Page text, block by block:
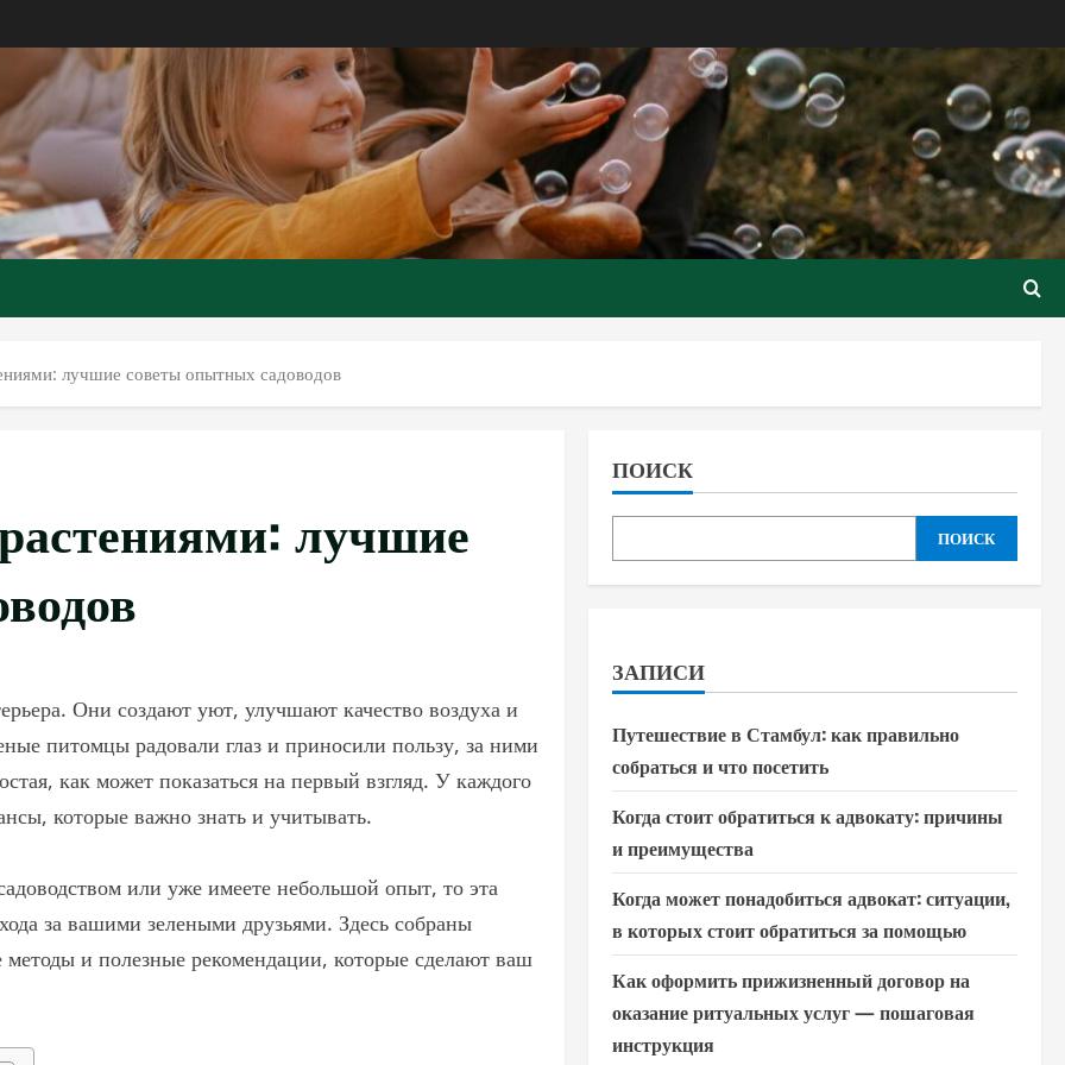
лучшие советы опытных садоводов
лучшие
Они создают уют, улучшают качество воздуха и
питомцы радовали глаз и приносили пользу, за ними
как может показаться на первый взгляд. У каждого
которые важно знать и учитывать.
или уже имеете небольшой опыт, то эта
за вашими зелеными друзьями. Здесь собраны
и полезные рекомендации, которые сделают ваш
ПОИСК
ПОИСК
ЗАПИСИ
Путешествие в Стамбул: как правильно
собраться и что посетить
Когда стоит обратиться к адвокату: причины
и преимущества
Когда может понадобиться адвокат: ситуации,
в которых стоит обратиться за помощью
Как оформить прижизненный договор на
оказание ритуальных услуг — пошаговая
инструкция